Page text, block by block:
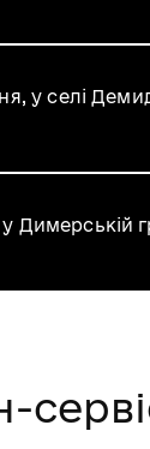
у селі
Димерській